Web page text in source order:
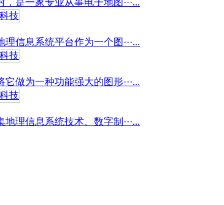
是一家专业从事电子地图···...
信息系统平台作为一个图···...
做为一种功能强大的图形···...
理信息系统技术、数字制···...